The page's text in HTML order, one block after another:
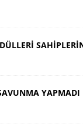
YAPMADI